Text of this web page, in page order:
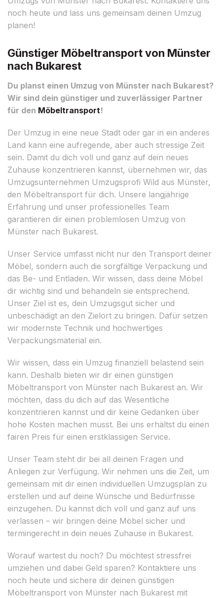
noch heute und lass uns gemeinsam deinen Umzug
planen!
Günstiger Möbeltransport von Münster
nach Bukarest
Du planst einen Umzug von Münster nach Bukarest?
Wir sind dein günstiger und zuverlässiger Partner
für den Möbeltransport!
Der Umzug in eine neue Stadt oder gar in ein anderes
Land kann eine aufregende, aber auch stressige Zeit
sein. Damit du dich voll und ganz auf dein neues
Zuhause konzentrieren kannst, übernehmen wir, das
Umzugsunternehmen Umzugsprofi Wild aus Münster,
den Möbeltransport für dich. Unsere langjährige
Erfahrung und unser professionelles Team
garantieren dir einen problemlosen Umzug von
Münster nach Bukarest.
Unser Service umfasst nicht nur den Transport deiner
Möbel, sondern auch die sorgfältige Verpackung und
das Be- und Entladen. Wir wissen, dass deine Möbel
dir wichtig sind und behandeln sie entsprechend.
Unser Ziel ist es, dein Umzugsgut sicher und
unbeschädigt an den Zielort zu bringen. Dafür setzen
wir modernste Technik und hochwertiges
Verpackungsmaterial ein.
Wir wissen, dass ein Umzug finanziell belastend sein
kann. Deshalb bieten wir dir einen günstigen
Möbeltransport von Münster nach Bukarest an. Wir
möchten, dass du dich auf das Wesentliche
konzentrieren kannst und dir keine Gedanken über
hohe Kosten machen musst. Bei uns erhältst du einen
fairen Preis für einen erstklassigen Service.
Unser Team steht dir bei all deinen Fragen und
Anliegen zur Verfügung. Wir nehmen uns die Zeit, um
gemeinsam mit dir einen individuellen Umzugsplan zu
erstellen und auf deine Wünsche und Bedürfnisse
einzugehen. Du kannst dich voll und ganz auf uns
verlassen – wir bringen deine Möbel sicher und
termingerecht in dein neues Zuhause in Bukarest.
Worauf wartest du noch? Du möchtest stressfrei
umziehen und dabei Geld sparen? Kontaktiere uns
noch heute und sichere dir deinen günstigen
Möbeltransport von Münster nach Bukarest mit